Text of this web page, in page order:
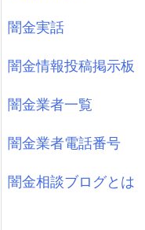
闇金実話
闇金情報投稿掲示板
闇金業者一覧
闇金業者電話番号
闇金相談ブログとは